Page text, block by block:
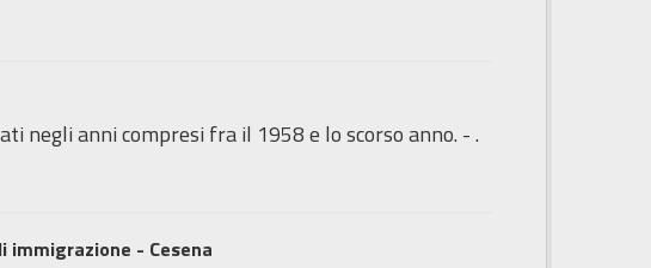
negli anni compresi fra il 1958 e lo scorso anno. - .
- Cesena